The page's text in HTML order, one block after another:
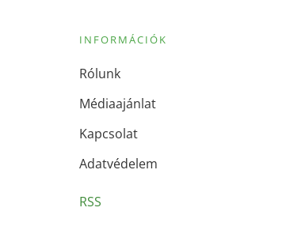
INFORMÁCIÓK
Rólunk
Médiaajánlat
Kapcsolat
Adatvédelem
RSS